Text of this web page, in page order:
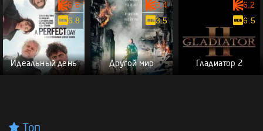
Идеальный день
6.6
6.8
Другой мир
3.4
3.5
Гладиатор 2
6.2
6.5
Топ